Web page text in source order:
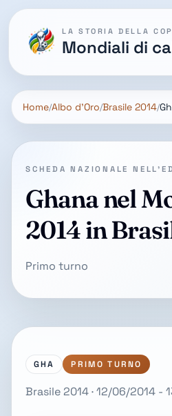
Mondiali di
Home Albo d'Oro Brasile 2014
SCHEDA NAZIONALE
Ghana nel
2014 in
Primo turno
GHA PRIMO TURNO
Brasile 2014 · 12/06/2014 -